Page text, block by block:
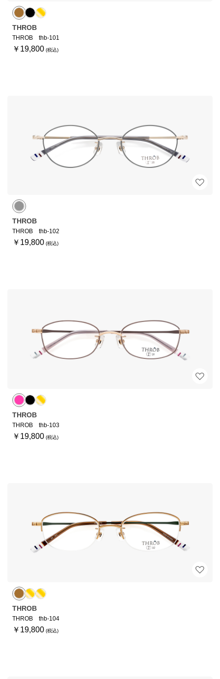
THROB
THROB thb-101
￥19,800
THROB
THROB thb-102
￥19,800
THROB
THROB thb-103
￥19,800
THROB
THROB thb-104
￥19,800